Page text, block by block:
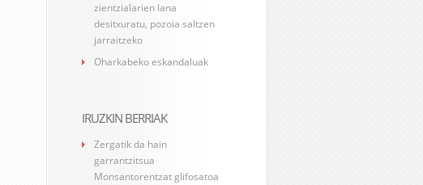
zientzialarien lana
desitxuratu, pozoia saltzen
jarraitzeko
Oharkabeko eskandaluak
IRUZKIN BERRIAK
Zergatik da hain
garrantzitsua
Monsantorentzat glifosatoa